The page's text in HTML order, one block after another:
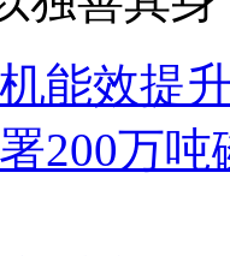
能效提
200万